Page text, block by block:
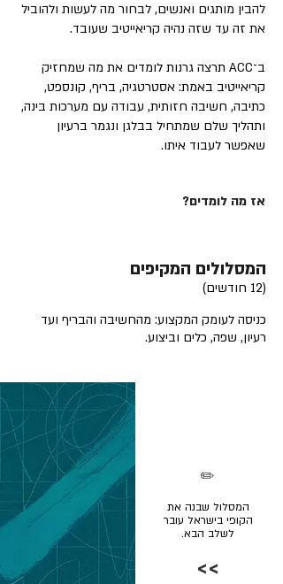
להבין מותגים ואנשים, לבחור מה לעשות ולהוביל
את זה עד שזה נהיה קריאייטיב שעובד.
ב־ACC תרצה גרנות לומדים את מה שמחזיק
קריאייטיב באמת: אסטרטגיה, בריף, קונספט,
כתיבה, חשיבה חזותית, עבודה עם מערכות בינה,
ותהליך שלם שמתחיל בבלגן ונגמר ברעיון
שאפשר לעבוד איתו.
אז מה לומדים?
המסלולים המקיפים
(12 חודשים)
כניסה לעומק המקצוע: מהחשיבה והבריף ועד
רעיון, שפה, כלים וביצוע.
המסלול שבנה את
הקופי בישראל עובר
לשלב הבא.
✏️
>>